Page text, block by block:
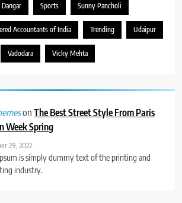
Sports Sunny Pancholi
Accountants of India Trending Udaipur
Vadodara Vicky Mehta
onThe Best Street Style From Paris
Week Spring
29, 2022
is simply dummy text of the printing and
industry.